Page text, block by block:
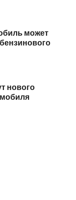
может
нового